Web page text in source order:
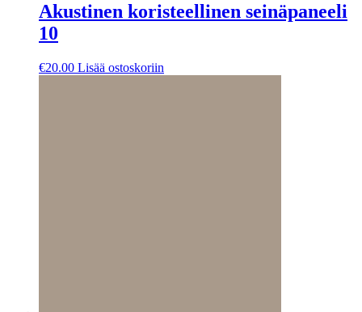
Akustinen koristeellinen seinäpaneeli
10
€20.00 Lisää ostoskoriin